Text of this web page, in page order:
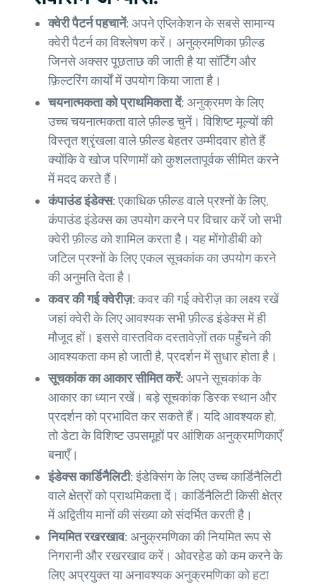
क्वेरी पैटर्न पहचानें: अपने एप्लिकेशन के सबसे सामान्य
क्वेरी पैटर्न का विश्लेषण करें। अनुक्रमणिका फ़ील्ड
जिनसे अक्सर पूछताछ की जाती है या सॉर्टिंग और
फ़िल्टरिंग कार्यों में उपयोग किया जाता है।
चयनात्मकता को प्राथमिकता दें: अनुक्रमण के लिए
उच्च चयनात्मकता वाले फ़ील्ड चुनें। विशिष्ट मूल्यों की
विस्तृत श्रृंखला वाले फ़ील्ड बेहतर उम्मीदवार होते हैं
क्योंकि वे खोज परिणामों को कुशलतापूर्वक सीमित करने
में मदद करते हैं।
कंपाउंड इंडेक्स:एकाधिक फ़ील्ड वाले प्रश्नों के लिए,
कंपाउंड इंडेक्स का उपयोग करने पर विचार करें जो सभी
क्वेरी फ़ील्ड को शामिल करता है। यह मोंगोडीबी को
जटिल प्रश्नों के लिए एकल सूचकांक का उपयोग करने
की अनुमति देता है।
कवर की गई क्वेरीज़:कवर की गई क्वेरीज़ का लक्ष्य रखें
जहां क्वेरी के लिए आवश्यक सभी फ़ील्ड इंडेक्स में ही
मौजूद हों। इससे वास्तविक दस्तावेज़ों तक पहुँचने की
आवश्यकता कम हो जाती है, प्रदर्शन में सुधार होता है।
सूचकांक का आकार सीमित करें: अपने सूचकांक के
आकार का ध्यान रखें। बड़े सूचकांक डिस्क स्थान और
प्रदर्शन को प्रभावित कर सकते हैं। यदि आवश्यक हो,
तो डेटा के विशिष्ट उपसमूहों पर आंशिक अनुक्रमणिकाएँ
बनाएँ।
इंडेक्स कार्डिनैलिटी:इंडेक्सिंग के लिए उच्च कार्डिनैलिटी
वाले क्षेत्रों को प्राथमिकता दें। कार्डिनैलिटी किसी क्षेत्र
में अद्वितीय मानों की संख्या को संदर्भित करती है।
नियमित रखरखाव: अनुक्रमणिका की नियमित रूप से
निगरानी और रखरखाव करें। ओवरहेड को कम करने के
लिए अप्रयुक्त या अनावश्यक अनुक्रमणिका को हटा